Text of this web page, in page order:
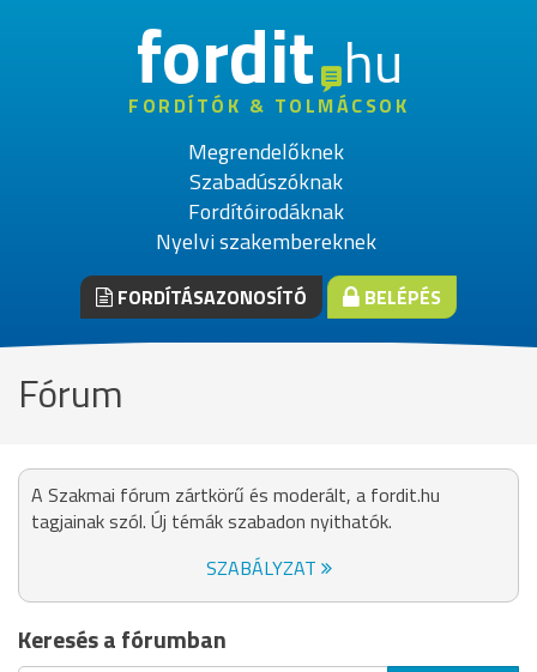
fordithu
FORDÍTÓK & TOLMÁCSOK
Megrendelőknek
Szabadúszóknak
Fordítóirodáknak
Nyelvi szakembereknek
FORDÍTÁSAZONOSÍTÓ BELÉPÉS
Fórum
A Szakmai fórum zártkörű és moderált, a fordit.hu
tagjainak szól. Új témák szabadon nyithatók.
SZABÁLYZAT
Keresés a fórumban